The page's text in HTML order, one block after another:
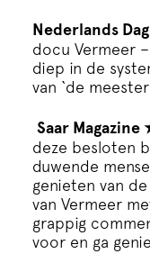
Steun ons
Nederlands
docu Vermeer
diep in de
van ‘de
Saar Magazine
deze besloten
duwende
genieten van
van Vermeer
grappig
voor en ga